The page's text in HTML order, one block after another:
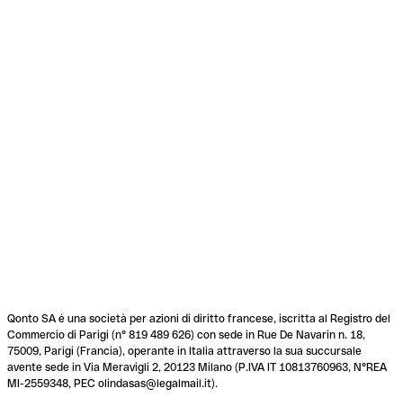
Qonto SA é una società per azioni di diritto francese, iscritta al Registro del
Commercio di Parigi (n° 819 489 626) con sede in Rue De Navarin n. 18,
75009, Parigi (Francia), operante in Italia attraverso la sua succursale
avente sede in Via Meravigli 2, 20123 Milano (P.IVA IT 10813760963, N°REA
MI-2559348, PEC olindasas@legalmail.it).